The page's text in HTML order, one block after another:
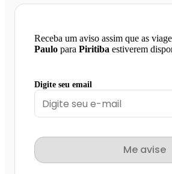
Receba um aviso assim que as
Paulo para Piritiba estiverem
Digite seu email
Me avise